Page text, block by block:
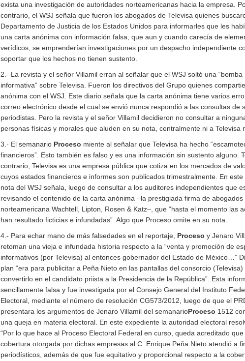
exista una investigación de autoridades norteamericanas hacia la empresa.
contrario, el WSJ señala que fueron los abogados de Televisa quienes
Departamento de Justicia de los Estados Unidos para informarles que les
una carta anónima con información falsa, que aun y cuando carecía de
verídicos, se emprenderían investigaciones por un despacho independiente
soportar que los hechos no tienen sustento.
2.- La revista y el señor Villamil erran al señalar que el WSJ soltó una “bomba
informativa” sobre Televisa. Fueron los directivos del Grupo quienes
anónima con el WSJ. Este diario señala que la carta anónima tiene varios
correo electrónico desde el cual se envió nunca respondió a las consultas de
periodistas. Pero la revista y el señor Villamil decidieron no consultar a
personas físicas y morales que aluden en su nota, centralmente ni a Televisa
3.- El semanario Proceso miente al señalar que Televisa ha hecho
financieros”. Esto también es falso y es una información sin sustento alguno.
contrario, Televisa es una empresa pública que cotiza en los mercados de
cuyos estados financieros e informes son publicados trimestralmente. En este
nota del WSJ señala, luego de consultar a los auditores independientes que
revisando el contenido de la carta anónima –la prestigiada firma de abogados
norteamericana Wachtell, Lipton, Rosen & Katz–, que “hasta el momento las
han resultado ficticias e infundadas”. Algo que Proceso omite en su nota.
4.- Para echar mano de más falsedades en el reportaje, Proceso y Jenaro
retoman una vieja e infundada historia respecto a la “venta y promoción de
informativos (por Televisa) al entonces gobernador del Estado de México…”
plan “era para publicitar a Peña Nieto en las pantallas del consorcio (Televisa)
convertirlo en el candidato priista a la Presidencia de la República”. Esta
sencillamente falsa y fue investigada por el Consejo General del Instituto
Electoral, mediante el número de resolución CG573/2012, luego de que el
presentara los argumentos de Jenaro Villamil del semanarioProceso 1512
una queja en materia electoral. En este expediente la autoridad electoral
“Por lo que hace al Proceso Electoral Federal en curso, queda acreditado que
cobertura otorgada por dichas empresas al C. Enrique Peña Nieto atendió a
periodísticos, además de que fue equitativo y proporcional respecto a la